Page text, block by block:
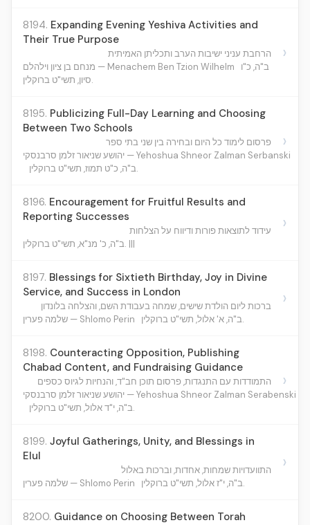
8194. Expanding Evening Yeshiva Activities and
Their True Purpose
הרחבת עניני ישיבות הערב ותכליתן האמיתית
מנחם בן ציון וילהלם — Menachem Ben Tzion Wilhelm
ב"ה, כ"ו
סיון, תשי"ט ברוקלין.
›
8195. Publicizing Full-Day Learning and Choosing
Between Two Schools
פרסום לימוד כל היום ובחירה בין שני בתי ספר
יהושע שניאור זלמן סרבנסקי — Yehoshua Shneor Zalman Serbanski
ב"ה, כ"ט תמוז, תשי"ט ברוקלין.
›
8196. Encouragement for Fruitful Results and
Reporting Successes
עידוד לתוצאות פורות ודיווח על הצלחות
ב"ה, כ' מנ"א, תשי"ט ברוקלין. |||
›
8197. Blessings for Sixtieth Birthday, Joy in Divine
Service, and Success in London
ברכות ליום הולדת שישים, שמחה בעבודת השם, והצלחה בלונדון
שלמה פערין — Shlomo Perin
ב"ה, א' אלול, תשי"ט ברוקלין.
›
8198. Counteracting Opposition, Publishing
Chabad Content, and Fundraising Guidance
התמודדות עם התנגדות, פרסום תוכן חב"ד, והנחיות לגיוס כספים
יהושע שניאור זלמן סרבנסקי — Yehoshua Shneor Zalman Serabenski
ב"ה, י"ד אלול, תשי"ט ברוקלין.
›
8199. Joyful Gatherings, Unity, and Blessings in
Elul
התוועדויות שמחות, אחדות, וברכות באלול
שלמה פערין — Shlomo Perin
ב"ה, י"ז אלול, תשי"ט ברוקלין.
›
8200. Guidance on Choosing Between Torah